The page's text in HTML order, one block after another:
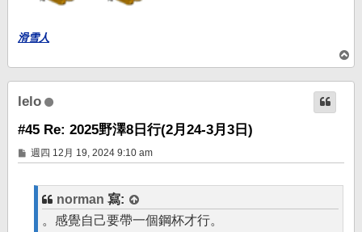
滑雪人
頂
端
lelo
#45 Re: 2025野澤8日行(2月24-3月3日)
文
章
週四 12月 19, 2024 9:10 am
norman 寫:
。感覺自己要帶一個鋼杯才行。